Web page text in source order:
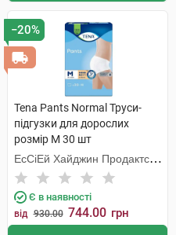
−20%
Tena Pants Normal Труси-
підгузки для дорослих
розмір M 30 шт
ЕсСіЕй Хайджин Продактс
Хугезанд
Є в наявності
від 930.00 744.00 грн